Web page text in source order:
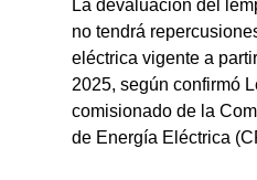
La devaluación del
no tendrá
eléctrica vigente a
2025, según confirmó
comisionado de la
de Energía Eléctrica